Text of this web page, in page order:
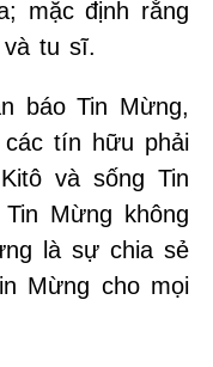
mặc định rằng
tu sĩ.
báo Tin Mừng,
tín hữu phải
và sống Tin
Mừng không
là sự chia sẻ
Mừng cho mọi